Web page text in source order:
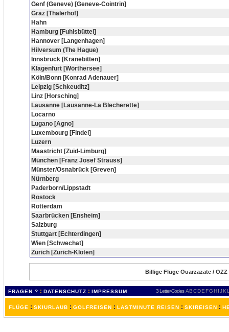
Genf (Geneve) [Geneve-Cointrin]
Graz [Thalerhof]
Hahn
Hamburg [Fuhlsbüttel]
Hannover [Langenhagen]
Hilversum (The Hague)
Innsbruck [Kranebitten]
Klagenfurt [Wörthersee]
Köln/Bonn [Konrad Adenauer]
Leipzig [Schkeuditz]
Linz [Horsching]
Lausanne [Lausanne-La Blecherette]
Locarno
Lugano [Agno]
Luxembourg [Findel]
Luzern
Maastricht [Zuid-Limburg]
München [Franz Josef Strauss]
Münster/Osnabrück [Greven]
Nürnberg
Paderborn/Lippstadt
Rostock
Rotterdam
Saarbrücken [Ensheim]
Salzburg
Stuttgart [Echterdingen]
Wien [Schwechat]
Zürich [Zürich-Kloten]
Billige Flüge Ouarzazate /
FRAGEN ? : DATENSCHUTZ : IMPRESSUM 3 Letter-Codes ABCDEFGH IJKL
FLÜGE : SKIURLAUB : GOLFREISEN : LASTMINUTE REISEN : SKIREISEN :